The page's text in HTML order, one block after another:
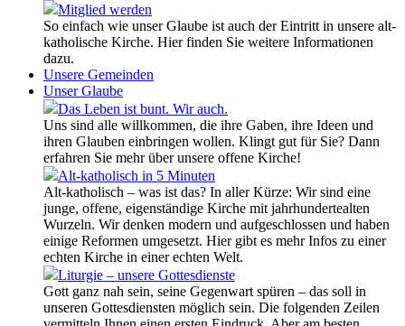
Mitglied werden
So einfach wie unser Glaube ist auch der Eintritt in unsere alt-
katholische Kirche. Hier finden Sie weitere Informationen
dazu.
Unsere Gemeinden
Unser Glaube
Das Leben ist bunt. Wir auch.
Uns sind alle willkommen, die ihre Gaben, ihre Ideen und
ihren Glauben einbringen wollen. Klingt gut für Sie? Dann
erfahren Sie mehr über unsere offene Kirche!
Alt-katholisch in 5 Minuten
Alt-katholisch – was ist das? In aller Kürze: Wir sind eine
junge, offene, eigenständige Kirche mit jahrhundertealten
Wurzeln. Wir denken modern und aufgeschlossen und haben
einige Reformen umgesetzt. Hier gibt es mehr Infos zu einer
echten Kirche in einer echten Welt.
Liturgie – unsere Gottesdienste
Gott ganz nah sein, seine Gegenwart spüren – das soll in
unseren Gottesdiensten möglich sein. Die folgenden Zeilen